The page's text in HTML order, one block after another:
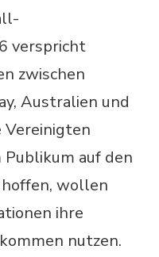
verspricht
zwischen
Australien und
Vereinigten
auf den
hoffen, wollen
ihre
nutzen.